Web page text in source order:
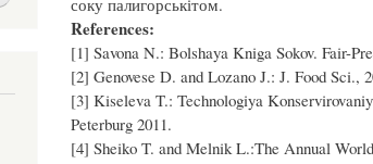
соку палигорськітом.
References:
[1] Savona N.: Bolshaya Kniga Sokov. Fair-
[2] Genovese D. and Lozano J.: J. Food Sci.,
[3] Kiseleva T.: Technologiya
Peterburg 2011.
[4] Sheiko T. and Melnik L.:The Annual